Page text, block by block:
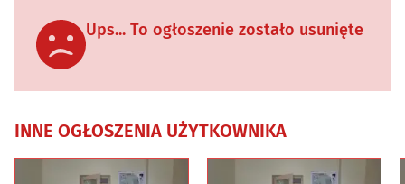
Ups... To ogłoszenie zostało usunięte
INNE OGŁOSZENIA UŻYTKOWNIKA